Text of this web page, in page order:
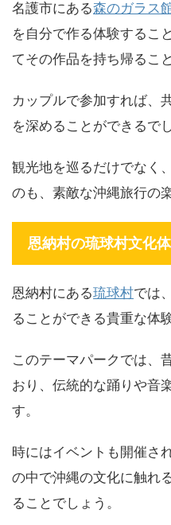
名護市にある森のガラス
を自分で作る体験するこ
てその作品を持ち帰るこ
カップルで参加すれば、
を深めることができるで
観光地を巡るだけでなく
のも、素敵な沖縄旅行の
恩納村の琉球村文化
恩納村にある琉球村では
ることができる貴重な体
このテーマパークでは、
おり、伝統的な踊りや音
す。
時にはイベントも開催さ
の中で沖縄の文化に触れ
ることでしょう。